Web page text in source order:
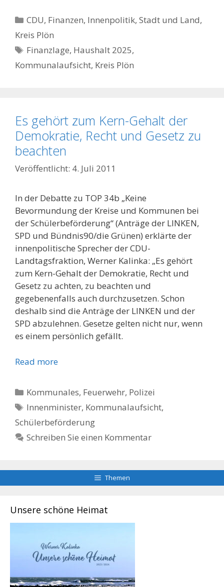
Kategorien
CDU, Finanzen, Innenpolitik, Stadt und Land,
Kreis Plön
Schlagwörter
Finanzlage, Haushalt 2025,
Kommunalaufsicht, Kreis Plön
Es gehört zum Kern-Gehalt der
Demokratie, Recht und Gesetz zu
beachten
4. Juli 2011
In der Debatte zu TOP 34b „Keine
Bevormundung der Kreise und Kommunen bei
der Schülerbeförderung“ (Anträge der LINKEN,
SPD und Bündnis90/die Grünen) erklärte der
innenpolitische Sprecher der CDU-
Landtagsfraktion, Werner Kalinka: „Es gehört
zum Kern-Gehalt der Demokratie, Recht und
Gesetz zu achten, zu beachten und
gegebenenfalls auch durchzusetzen. Schon
deshalb sind die Anträge der LINKEN und der
SPD abzulehnen. Gesetze gelten nicht nur, wenn
es einem persönlich gefällt.
Read more
Kategorien
Kommunales, Feuerwehr, Polizei
Schlagwörter
Innenminister, Kommunalaufsicht,
Schülerbeförderung
Schreiben Sie einen Kommentar
Themen
Unsere schöne Heimat